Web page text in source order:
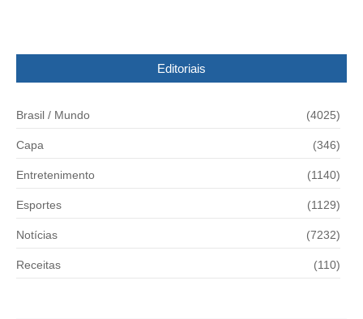
Editoriais
Brasil / Mundo (4025)
Capa (346)
Entretenimento (1140)
Esportes (1129)
Notícias (7232)
Receitas (110)